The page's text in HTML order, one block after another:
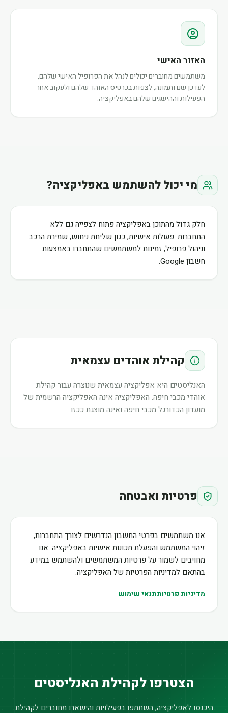
האזור האישי
משתמשים מחוברים יכולים לנהל את הפרופיל האישי שלהם,
לעדכן שם ותמונה, לצפות בכרטיס האוהד שלהם ולעקוב אחר
הפעילות וההישגים שלהם באפליקציה.
מי יכול להשתמש באפליקציה?
חלק גדול מהתוכן באפליקציה פתוח לצפייה גם ללא
התחברות. פעולות אישיות, כגון שליחת ניחוש, שמירת הרכב
וניהול פרופיל, זמינות למשתמשים שהתחברו באמצעות
חשבון Google.
קהילת אוהדים עצמאית
האנליסטים היא אפליקציה עצמאית שנוצרה עבור קהילת
אוהדי מכבי חיפה. האפליקציה אינה האפליקציה הרשמית של
מועדון הכדורגל מכבי חיפה ואינה מוצגת ככזו.
פרטיות ואבטחה
אנו משתמשים בפרטי החשבון הנדרשים לצורך התחברות,
זיהוי המשתמש והפעלת תכונות אישיות באפליקציה. אנו
מחויבים לשמור על פרטיות המשתמשים ולהשתמש במידע
בהתאם למדיניות הפרטיות של האפליקציה.
מדיניות פרטיותתנאי שימוש
הצטרפו לקהילת האנליסטים
היכנסו לאפליקציה, השתתפו בפעילויות והישארו מחוברים לקהילת